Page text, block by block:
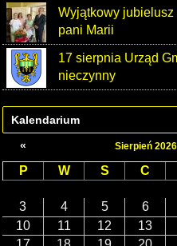
Wyjątkowy jubielusz
pani Marii
17 sierpnia Urząd
nieczynny
Kalendarium
«
Sierpień 2026
P W S C
3
4 5 6
10
11 12 13